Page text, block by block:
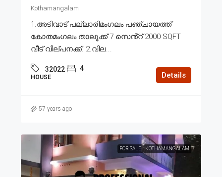
Kothamangalam
1.അടിവാട് പല്ലാരിമംഗലം പഞ്ചായത്ത്
കോതമംഗലം താലൂക്ക് 7 സെൻ്റ് 2000 SQFT
വീട് വില്പനക്ക്. 2.വില...
32022 4
HOUSE Details
57 years ago
FOR SALE KOTHAMANGALAM